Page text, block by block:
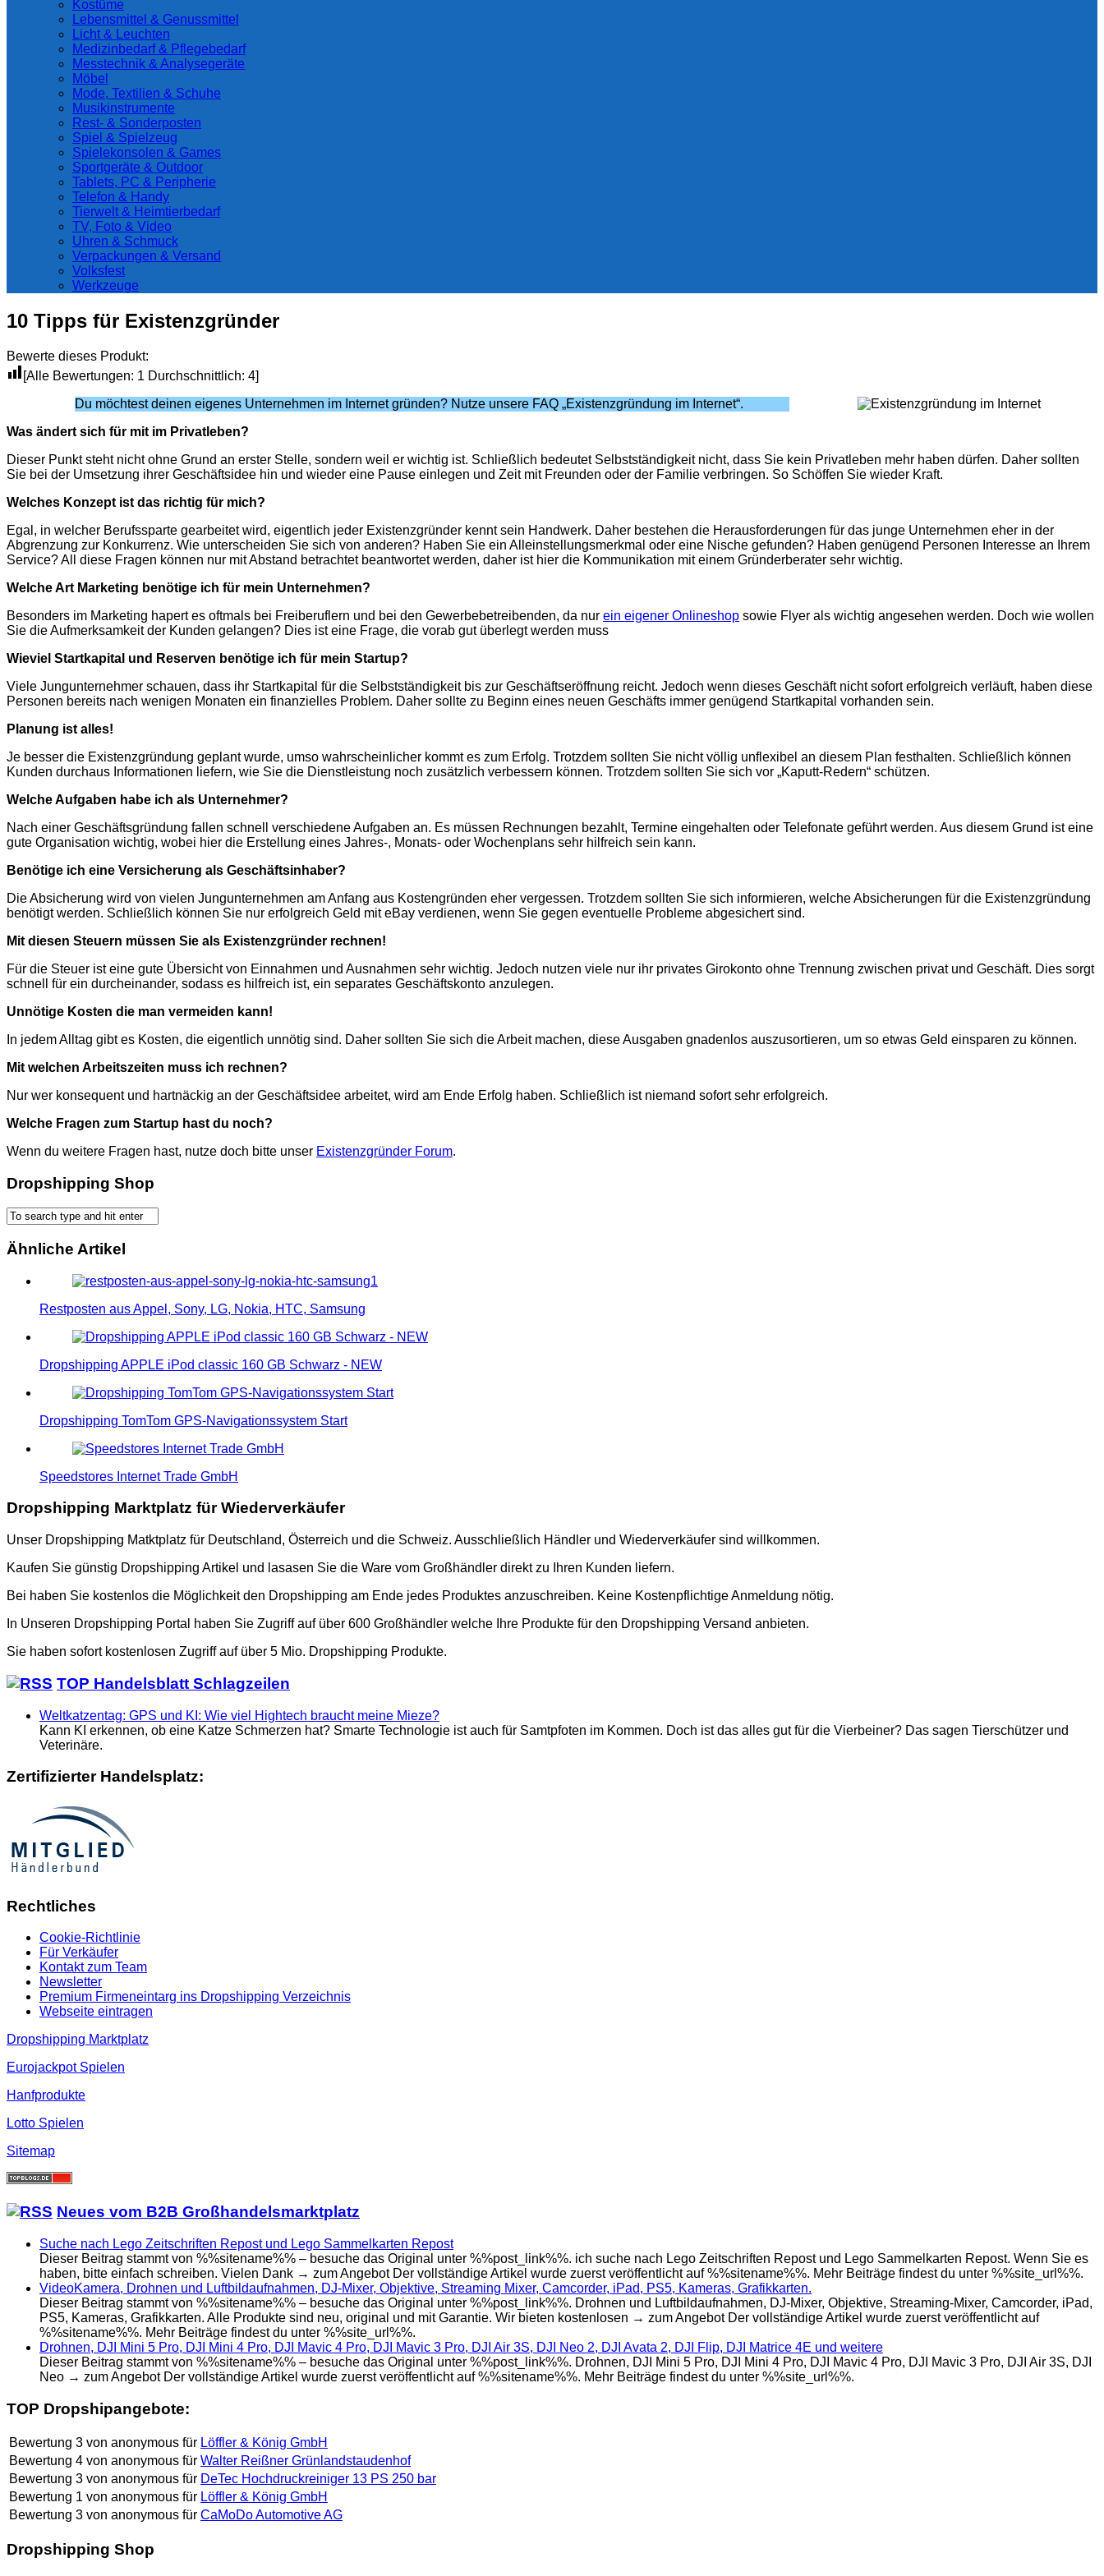
Kostüme
Lebensmittel & Genussmittel
Licht & Leuchten
Medizinbedarf & Pflegebedarf
Messtechnik & Analysegeräte
Möbel
Mode, Textilien & Schuhe
Musikinstrumente
Rest- & Sonderposten
Spiel & Spielzeug
Spielekonsolen & Games
Sportgeräte & Outdoor
Tablets, PC & Peripherie
Telefon & Handy
Tierwelt & Heimtierbedarf
TV, Foto & Video
Uhren & Schmuck
Verpackungen & Versand
Volksfest
Werkzeuge
10 Tipps für Existenzgründer
Bewerte dieses Produkt:
[Alle Bewertungen: 1 Durchschnittlich: 4]
Du möchtest deinen eigenes Unternehmen im Internet gründen? Nutze unsere FAQ „Existenzgründung im Internet“.
Was ändert sich für mit im Privatleben?
Dieser Punkt steht nicht ohne Grund an erster Stelle, sondern weil er wichtig ist. Schließlich bedeutet Selbstständigkeit nicht, dass Sie kein Privatleben mehr haben dürfen. Daher sollten
Sie bei der Umsetzung ihrer Geschäftsidee hin und wieder eine Pause einlegen und Zeit mit Freunden oder der Familie verbringen. So Schöffen Sie wieder Kraft.
Welches Konzept ist das richtig für mich?
Egal, in welcher Berufssparte gearbeitet wird, eigentlich jeder Existenzgründer kennt sein Handwerk. Daher bestehen die Herausforderungen für das junge Unternehmen eher in der
Abgrenzung zur Konkurrenz. Wie unterscheiden Sie sich von anderen? Haben Sie ein Alleinstellungsmerkmal oder eine Nische gefunden? Haben genügend Personen Interesse an Ihrem
Service? All diese Fragen können nur mit Abstand betrachtet beantwortet werden, daher ist hier die Kommunikation mit einem Gründerberater sehr wichtig.
Welche Art Marketing benötige ich für mein Unternehmen?
Besonders im Marketing hapert es oftmals bei Freiberuflern und bei den Gewerbebetreibenden, da nur ein eigener Onlineshop sowie Flyer als wichtig angesehen werden. Doch wie wollen
Sie die Aufmerksamkeit der Kunden gelangen? Dies ist eine Frage, die vorab gut überlegt werden muss
Wieviel Startkapital und Reserven benötige ich für mein Startup?
Viele Jungunternehmer schauen, dass ihr Startkapital für die Selbstständigkeit bis zur Geschäftseröffnung reicht. Jedoch wenn dieses Geschäft nicht sofort erfolgreich verläuft, haben diese
Personen bereits nach wenigen Monaten ein finanzielles Problem. Daher sollte zu Beginn eines neuen Geschäfts immer genügend Startkapital vorhanden sein.
Planung ist alles!
Je besser die Existenzgründung geplant wurde, umso wahrscheinlicher kommt es zum Erfolg. Trotzdem sollten Sie nicht völlig unflexibel an diesem Plan festhalten. Schließlich können
Kunden durchaus Informationen liefern, wie Sie die Dienstleistung noch zusätzlich verbessern können. Trotzdem sollten Sie sich vor „Kaputt-Redern“ schützen.
Welche Aufgaben habe ich als Unternehmer?
Nach einer Geschäftsgründung fallen schnell verschiedene Aufgaben an. Es müssen Rechnungen bezahlt, Termine eingehalten oder Telefonate geführt werden. Aus diesem Grund ist eine
gute Organisation wichtig, wobei hier die Erstellung eines Jahres-, Monats- oder Wochenplans sehr hilfreich sein kann.
Benötige ich eine Versicherung als Geschäftsinhaber?
Die Absicherung wird von vielen Jungunternehmen am Anfang aus Kostengründen eher vergessen. Trotzdem sollten Sie sich informieren, welche Absicherungen für die Existenzgründung
benötigt werden. Schließlich können Sie nur erfolgreich Geld mit eBay verdienen, wenn Sie gegen eventuelle Probleme abgesichert sind.
Mit diesen Steuern müssen Sie als Existenzgründer rechnen!
Für die Steuer ist eine gute Übersicht von Einnahmen und Ausnahmen sehr wichtig. Jedoch nutzen viele nur ihr privates Girokonto ohne Trennung zwischen privat und Geschäft. Dies sorgt
schnell für ein durcheinander, sodass es hilfreich ist, ein separates Geschäftskonto anzulegen.
Unnötige Kosten die man vermeiden kann!
In jedem Alltag gibt es Kosten, die eigentlich unnötig sind. Daher sollten Sie sich die Arbeit machen, diese Ausgaben gnadenlos auszusortieren, um so etwas Geld einsparen zu können.
Mit welchen Arbeitszeiten muss ich rechnen?
Nur wer konsequent und hartnäckig an der Geschäftsidee arbeitet, wird am Ende Erfolg haben. Schließlich ist niemand sofort sehr erfolgreich.
Welche Fragen zum Startup hast du noch?
Wenn du weitere Fragen hast, nutze doch bitte unser Existenzgründer Forum.
Dropshipping Shop
Ähnliche Artikel
Restposten aus Appel, Sony, LG, Nokia, HTC, Samsung
Dropshipping APPLE iPod classic 160 GB Schwarz - NEW
Dropshipping TomTom GPS-Navigationssystem Start
Speedstores Internet Trade GmbH
Dropshipping Marktplatz für Wiederverkäufer
Unser Dropshipping Matktplatz für Deutschland, Österreich und die Schweiz. Ausschließlich Händler und Wiederverkäufer sind willkommen.
Kaufen Sie günstig Dropshipping Artikel und lasasen Sie die Ware vom Großhändler direkt zu Ihren Kunden liefern.
Bei haben Sie kostenlos die Möglichkeit den Dropshipping am Ende jedes Produktes anzuschreiben. Keine Kostenpflichtige Anmeldung nötig.
In Unseren Dropshipping Portal haben Sie Zugriff auf über 600 Großhändler welche Ihre Produkte für den Dropshipping Versand anbieten.
Sie haben sofort kostenlosen Zugriff auf über 5 Mio. Dropshipping Produkte.
TOP Handelsblatt Schlagzeilen
Weltkatzentag: GPS und KI: Wie viel Hightech braucht meine Mieze?
Kann KI erkennen, ob eine Katze Schmerzen hat? Smarte Technologie ist auch für Samtpfoten im Kommen. Doch ist das alles gut für die Vierbeiner? Das sagen Tierschützer und
Veterinäre.
Zertifizierter Handelsplatz:
Rechtliches
Cookie-Richtlinie
Für Verkäufer
Kontakt zum Team
Newsletter
Premium Firmeneintarg ins Dropshipping Verzeichnis
Webseite eintragen
Dropshipping Marktplatz
Eurojackpot Spielen
Hanfprodukte
Lotto Spielen
Sitemap
Neues vom B2B Großhandelsmarktplatz
Suche nach Lego Zeitschriften Repost und Lego Sammelkarten Repost
Dieser Beitrag stammt von %%sitename%% – besuche das Original unter %%post_link%%. ich suche nach Lego Zeitschriften Repost und Lego Sammelkarten Repost. Wenn Sie es
haben, bitte einfach schreiben. Vielen Dank → zum Angebot Der vollständige Artikel wurde zuerst veröffentlicht auf %%sitename%%. Mehr Beiträge findest du unter %%site_url%%.
VideoKamera, Drohnen und Luftbildaufnahmen, DJ-Mixer, Objektive, Streaming Mixer, Camcorder, iPad, PS5, Kameras, Grafikkarten.
Dieser Beitrag stammt von %%sitename%% – besuche das Original unter %%post_link%%. Drohnen und Luftbildaufnahmen, DJ-Mixer, Objektive, Streaming-Mixer, Camcorder, iPad,
PS5, Kameras, Grafikkarten. Alle Produkte sind neu, original und mit Garantie. Wir bieten kostenlosen → zum Angebot Der vollständige Artikel wurde zuerst veröffentlicht auf
%%sitename%%. Mehr Beiträge findest du unter %%site_url%%.
Drohnen, DJI Mini 5 Pro, DJI Mini 4 Pro, DJI Mavic 4 Pro, DJI Mavic 3 Pro, DJI Air 3S, DJI Neo 2, DJI Avata 2, DJI Flip, DJI Matrice 4E und weitere
Dieser Beitrag stammt von %%sitename%% – besuche das Original unter %%post_link%%. Drohnen, DJI Mini 5 Pro, DJI Mini 4 Pro, DJI Mavic 4 Pro, DJI Mavic 3 Pro, DJI Air 3S, DJI
Neo → zum Angebot Der vollständige Artikel wurde zuerst veröffentlicht auf %%sitename%%. Mehr Beiträge findest du unter %%site_url%%.
TOP Dropshipangebote:
Bewertung 3 von anonymous für Löffler & König GmbH
Bewertung 4 von anonymous für Walter Reißner Grünlandstaudenhof
Bewertung 3 von anonymous für DeTec Hochdruckreiniger 13 PS 250 bar
Bewertung 1 von anonymous für Löffler & König GmbH
Bewertung 3 von anonymous für CaMoDo Automotive AG
Dropshipping Shop